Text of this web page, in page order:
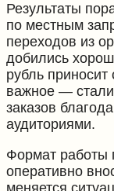
Результаты
по местным
переходов из
добились
рубль
важное —
заказов
аудиториями.
Формат работы
оперативно